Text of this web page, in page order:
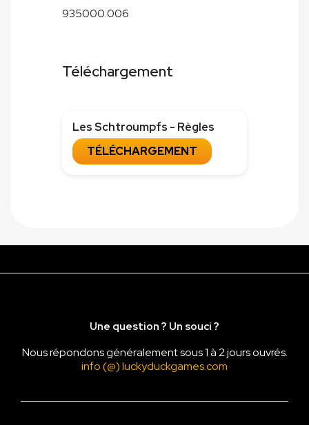
935000.006
Téléchargement
Les Schtroumpfs - Règles
TÉLÉCHARGEMENT
Une question ? Un souci ?
Nous répondons généralement sous 1 à 2 jours ouvrés.
info (@) luckyduckgames.com